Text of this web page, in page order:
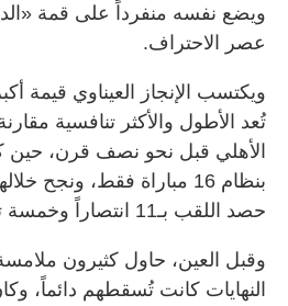
ويضع نفسه منفرداً على قمة
عصر الاحتراف.
ويكتسب الإنجاز العيناوي قيمة
تُعد الأطول والأكثر تنافسية
الأهلي قبل نحو نصف قرن، حين
بنظام 16 مباراة فقط،
حصد اللقب بـ11 انتصاراً وخمسة تعادلات.
وقبل العين، حاول كثيرون
النهايات كانت تُسقطهم دائماً،